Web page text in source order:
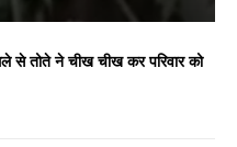
से तोते ने चीख चीख कर परिवार को